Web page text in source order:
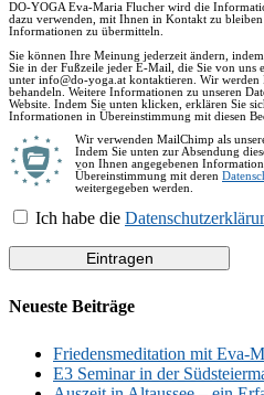
DO-YOGA Eva-Maria Flucher wird die
dazu verwenden, mit Ihnen in Kontakt zu
Informationen zu übermitteln.
Sie können Ihre Meinung jederzeit ändern,
Sie in der Fußzeile jeder E-Mail, die Sie von uns
unter info@do-yoga.at kontaktieren. Wir
behandeln. Weitere Informationen zu unseren
Website. Indem Sie unten klicken, erklären Sie
Informationen in Übereinstimmung mit diesen
Wir verwenden MailChimp als
Indem Sie unten zur Absendung
von Ihnen angegebenen
Übereinstimmung mit deren
weitergegeben werden.
Ich habe die
Neueste Beiträge
Friedensmeditation mit Eva-
E3 Seminar in der